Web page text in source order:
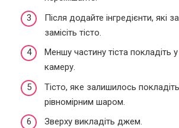
Після додайте інгредієнти, які
замісіть тісто.
Меншу частину тіста покладіть
камеру.
Тісто, яке залишилось
рівномірним шаром.
Зверху викладіть джем.